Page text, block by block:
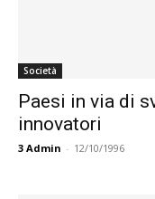
Società
Paesi in via di
innovatori
3 Admin - 12/10/1996